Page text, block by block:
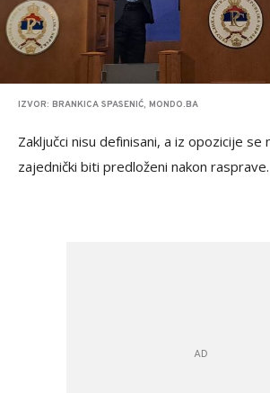
IZVOR: BRANKICA SPASENIĆ, MONDO.BA
Zaključci nisu definisani, a iz opozicije se
zajednički biti predloženi nakon rasprave.